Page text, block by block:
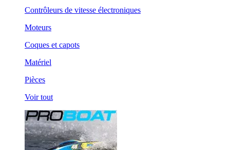
Contrôleurs de vitesse électroniques
Moteurs
Coques et capots
Matériel
Pièces
Voir tout